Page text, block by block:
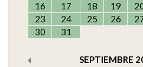
16
17 18 19
23
24 25 26
30
31
SEPTIEMBRE